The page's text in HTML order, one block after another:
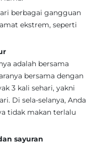
berbagai gangguan
ekstrem, seperti
adalah bersama
bersama dengan
3 kali sehari, yakni
Di sela-selanya, Anda
tidak makan terlalu
sayuran